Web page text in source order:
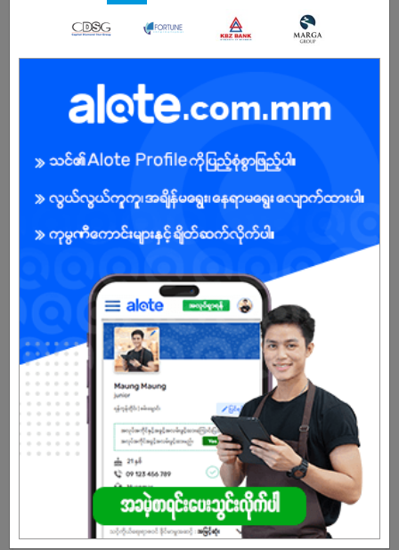
သက်တမ်းကုန်သွားပါပြီ
အကောင့်မရှိသေးဘူးလား?
မှတ်ပုံတင်မယ်
နောက်ထပ်အလားတူအလုပ်များ
အရောင်းဌာန စီမံခန့်ခွဲရေးဝန်ထမ်း
BIM Group of Companies
ကမာရွတ် | ရန်ကုန်တိုင်း
Admin Assistant
CHANNEL-5
ကမာရွတ် | ရန်ကုန်တိုင်း